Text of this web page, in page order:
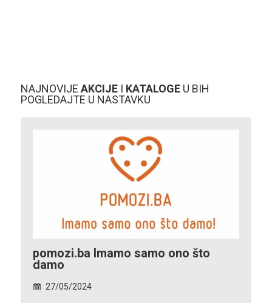
NAJNOVIJE AKCIJEI KATALOGEU BIH
POGLEDAJTE U NASTAVKU
pomozi.ba Imamo samo ono što
damo
27/05/2024